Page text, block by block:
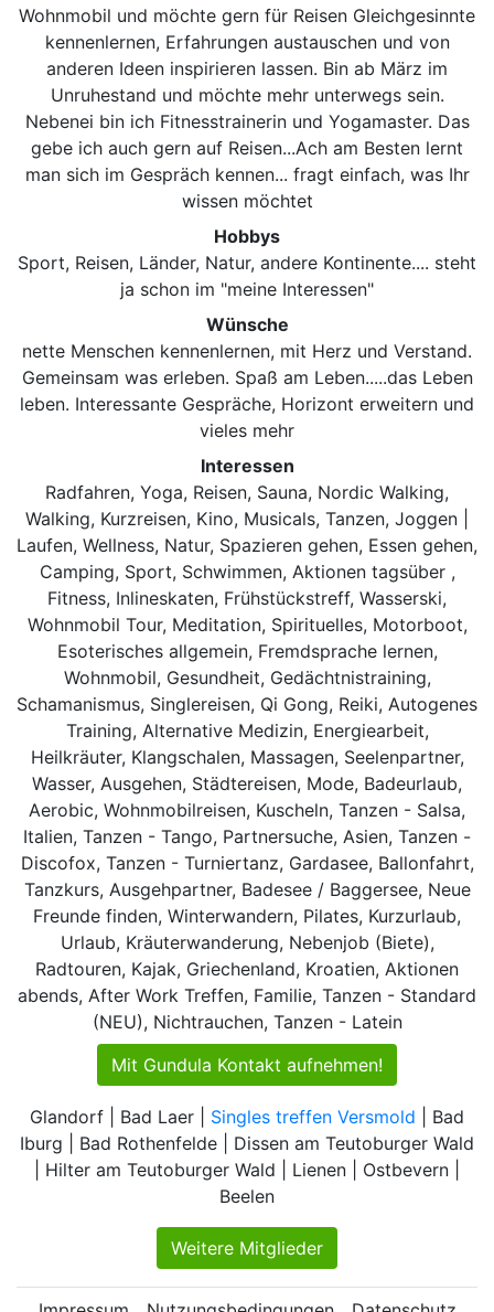
Wohnmobil und möchte gern für Reisen Gleichgesinnte
kennenlernen, Erfahrungen austauschen und von
anderen Ideen inspirieren lassen. Bin ab März im
Unruhestand und möchte mehr unterwegs sein.
Nebenei bin ich Fitnesstrainerin und Yogamaster. Das
gebe ich auch gern auf Reisen...Ach am Besten lernt
man sich im Gespräch kennen... fragt einfach, was Ihr
wissen möchtet
Hobbys
Sport, Reisen, Länder, Natur, andere Kontinente.... steht
ja schon im "meine Interessen"
Wünsche
nette Menschen kennenlernen, mit Herz und Verstand.
Gemeinsam was erleben. Spaß am Leben.....das Leben
leben. Interessante Gespräche, Horizont erweitern und
vieles mehr
Interessen
Radfahren, Yoga, Reisen, Sauna, Nordic Walking,
Walking, Kurzreisen, Kino, Musicals, Tanzen, Joggen |
Laufen, Wellness, Natur, Spazieren gehen, Essen gehen,
Camping, Sport, Schwimmen, Aktionen tagsüber ,
Fitness, Inlineskaten, Frühstückstreff, Wasserski,
Wohnmobil Tour, Meditation, Spirituelles, Motorboot,
Esoterisches allgemein, Fremdsprache lernen,
Wohnmobil, Gesundheit, Gedächtnistraining,
Schamanismus, Singlereisen, Qi Gong, Reiki, Autogenes
Training, Alternative Medizin, Energiearbeit,
Heilkräuter, Klangschalen, Massagen, Seelenpartner,
Wasser, Ausgehen, Städtereisen, Mode, Badeurlaub,
Aerobic, Wohnmobilreisen, Kuscheln, Tanzen - Salsa,
Italien, Tanzen - Tango, Partnersuche, Asien, Tanzen -
Discofox, Tanzen - Turniertanz, Gardasee, Ballonfahrt,
Tanzkurs, Ausgehpartner, Badesee / Baggersee, Neue
Freunde finden, Winterwandern, Pilates, Kurzurlaub,
Urlaub, Kräuterwanderung, Nebenjob (Biete),
Radtouren, Kajak, Griechenland, Kroatien, Aktionen
abends, After Work Treffen, Familie, Tanzen - Standard
(NEU), Nichtrauchen, Tanzen - Latein
Mit Gundula Kontakt aufnehmen!
Glandorf | Bad Laer | Singles treffen Versmold | Bad
Iburg | Bad Rothenfelde | Dissen am Teutoburger Wald
| Hilter am Teutoburger Wald | Lienen | Ostbevern |
Beelen
Weitere Mitglieder